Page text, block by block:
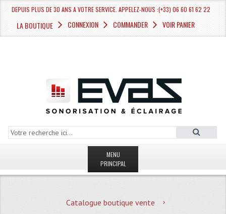
DEPUIS PLUS DE 30 ANS A VOTRE SERVICE. APPELEZ-NOUS :(+33) 06 60 61 62 22
LA BOUTIQUE CONNEXION COMMANDER VOIR PANIER
MENU
PRINCIPAL
MAGASIN
Catalogue boutique vente